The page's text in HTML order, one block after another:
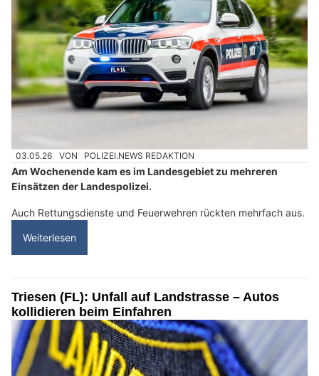
03.05.26 VON POLIZEI.NEWS REDAKTION
Am Wochenende kam es im Landesgebiet zu mehreren
Einsätzen der Landespolizei.
Auch Rettungsdienste und Feuerwehren rückten mehrfach aus.
Weiterlesen
Triesen (FL): Unfall auf Landstrasse – Autos
kollidieren beim Einfahren